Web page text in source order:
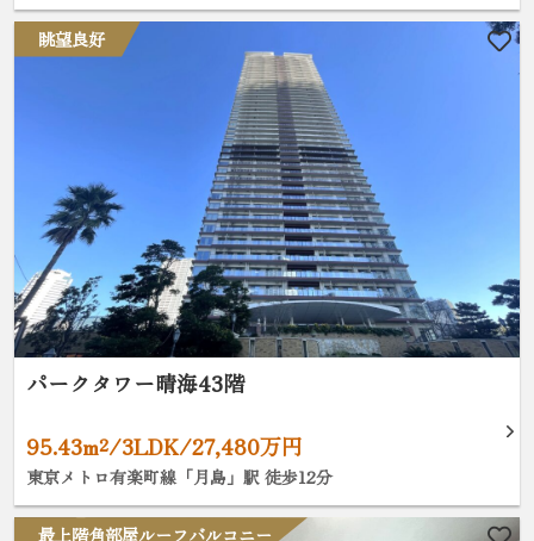
眺望良好
パークタワー晴海43階
95.43m²/3LDK/27,480万円
東京メトロ有楽町線「月島」駅 徒歩12分
最上階角部屋ルーフバルコニー